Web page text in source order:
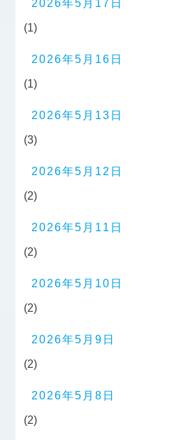
2026年5月17日
(1)
2026年5月16日
(1)
2026年5月13日
(3)
2026年5月12日
(2)
2026年5月11日
(2)
2026年5月10日
(2)
2026年5月9日
(2)
2026年5月8日
(2)